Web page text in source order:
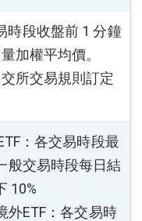
時段收盤前 1 分鐘
加權平均價。
所交易規則訂定
：各交易時段最
般交易時段每日結
10%
外ETF：各交易時